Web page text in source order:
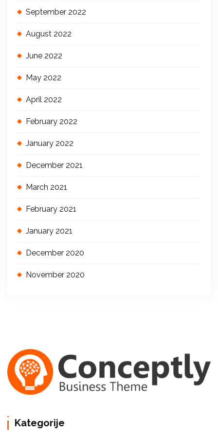
September 2022
August 2022
June 2022
May 2022
April 2022
February 2022
January 2022
December 2021
March 2021
February 2021
January 2021
December 2020
November 2020
Kategorije